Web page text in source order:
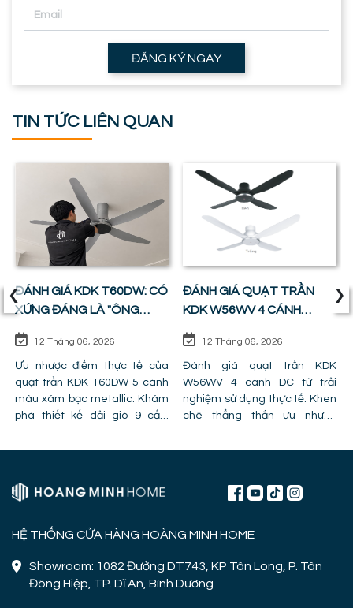
ĐĂNG KÝ NGAY
TIN TỨC LIÊN QUAN
ĐÁNH GIÁ KDK T60DW: CÓ
XỨNG ĐÁNG LÀ "ÔNG
VUA" PHÒNG KHÁCH ?
12 Tháng 06, 2026
Ưu nhược điểm thực tế của
quạt trần KDK T60DW 5 cánh
màu xám bạc metallic. Khám
phá thiết kế dải gió 9 cấp,
lỗi lắp đặt khiến quạt bị giảm
ĐÁNH GIÁ QUẠT TRẦN
KDK W56WV 4 CÁNH
ĐỘNG CƠ DC: SỰ CÂN
BẰNG HOÀN HẢO GIỮA
GIÁ TIỀN VÀ CÔNG NĂNG
12 Tháng 06, 2026
Đánh giá quạt trần KDK
W56WV 4 cánh DC từ trải
nghiệm sử dụng thực tế. Khen
chê thẳng thắn ưu nhược
quạt mất gió và hình ảnh thực
‹ ›
HỆ THỐNG CỬA HÀNG HOÀNG MINH HOME
Showroom: 1082 Đường DT743, KP Tân Long, P. Tân
Đông Hiệp, TP. Dĩ An, Bình Dương